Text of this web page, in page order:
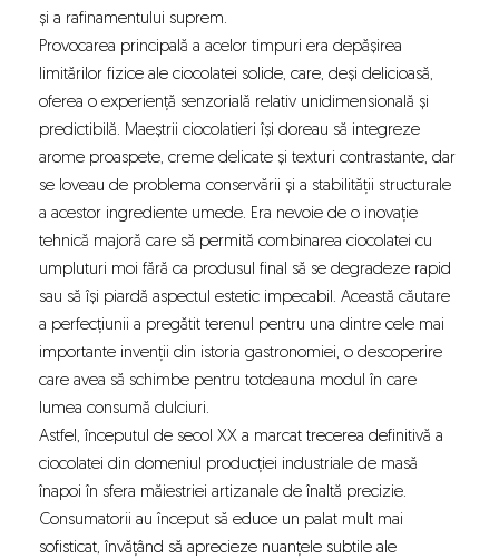
și a rafinamentului suprem.
Provocarea principală a acelor timpuri era depășirea
limitărilor fizice ale ciocolatei solide, care, deși delicioasă,
oferea o experiență senzorială relativ unidimensională și
predictibilă. Maeștrii ciocolatieri își doreau să integreze
arome proaspete, creme delicate și texturi contrastante, dar
se loveau de problema conservării și a stabilității structurale
a acestor ingrediente umede. Era nevoie de o inovație
tehnică majoră care să permită combinarea ciocolatei cu
umpluturi moi fără ca produsul final să se degradeze rapid
sau să își piardă aspectul estetic impecabil. Această căutare
a perfecțiunii a pregătit terenul pentru una dintre cele mai
importante invenții din istoria gastronomiei, o descoperire
care avea să schimbe pentru totdeauna modul în care
lumea consumă dulciuri.
Astfel, începutul de secol XX a marcat trecerea definitivă a
ciocolatei din domeniul producției industriale de masă
înapoi în sfera măiestriei artizanale de înaltă precizie.
Consumatorii au început să educe un palat mult mai
sofisticat, învățând să aprecieze nuanțele subtile ale